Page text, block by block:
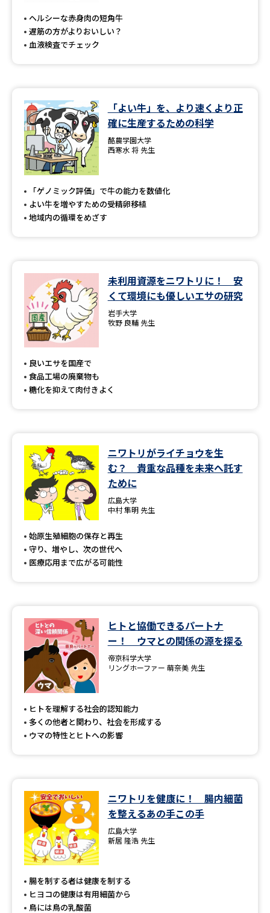
学問発見
学問のミニ講義「夢ナビ講義」 学問分野解説
学問の教科書 夢ナビライブ
ユーザーサポート
Ｑ＆Ａ よくあるご質問 大学進学IDについて
お支払いサイト
特定商取引表記
テレメール進学カタログ
ヘルシーな赤身肉の短角牛
遅筋の方がよりおいしい？
血液検査でチェック
「よい牛」を、より速くより正
確に生産するための科学
酪農学園大学
西寒水 将 先生
「ゲノミック評価」で牛の能力を数値化
よい牛を増やすための受精卵移植
地域内の循環をめざす
未利用資源をニワトリに！ 安
くて環境にも優しいエサの研究
岩手大学
牧野 良輔 先生
良いエサを国産で
食品工場の廃棄物も
糖化を抑えて肉付きよく
ニワトリがライチョウを生
む？ 貴重な品種を未来へ託す
ために
広島大学
中村 隼明 先生
始原生殖細胞の保存と再生
守り、増やし、次の世代へ
医療応用まで広がる可能性
ヒトと協働できるパートナ
ー！ ウマとの関係の源を探る
帝京科学大学
リングホーファー 萌奈美 先生
ヒトを理解する社会的認知能力
多くの他者と関わり、社会を形成する
ウマの特性とヒトへの影響
ニワトリを健康に！ 腸内細菌
を整えるあの手この手
広島大学
新居 隆浩 先生
腸を制する者は健康を制する
ヒヨコの健康は有用細菌から
鳥には鳥の乳酸菌